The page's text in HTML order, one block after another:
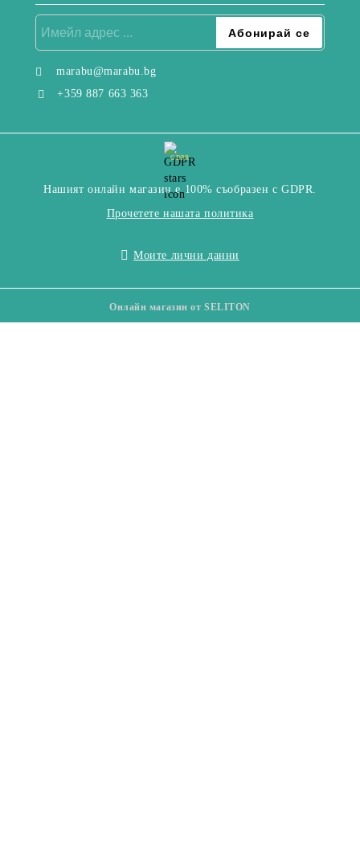
marabu@marabu.bg
+359 887 663 363
GDPR
Нашият онлайн магазин е 100% съобразен с GDPR.
Прочетете нашата политика
Моите лични данни
Онлайн магазин от SELITON